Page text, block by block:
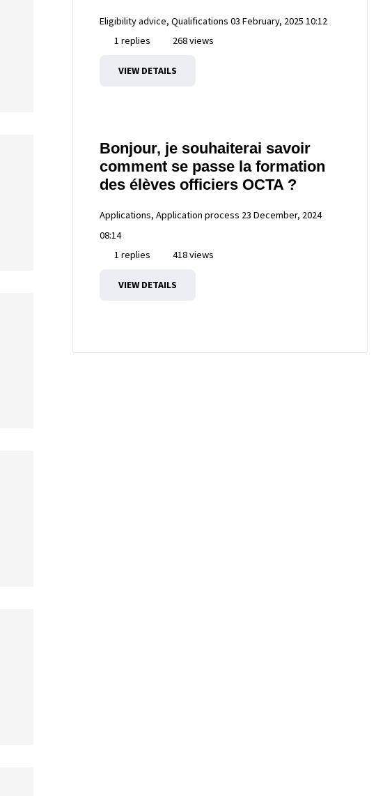
Eligibility advice, Qualifications 03 February, 2025 10:12
1 replies
268 views
VIEW DETAILS
Bonjour, je souhaiterai savoir
comment se passe la formation
des élèves officiers OCTA ?
Applications, Application process 23 December, 2024
08:14
1 replies
418 views
VIEW DETAILS